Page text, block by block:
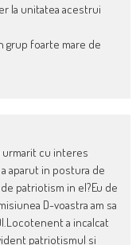
la unitatea acestrui
grup foarte mare de
urmarit cu interes
aparut in postura de
patriotism in el?Eu de
D-voastra am sa
a incalcat
patriotismul si